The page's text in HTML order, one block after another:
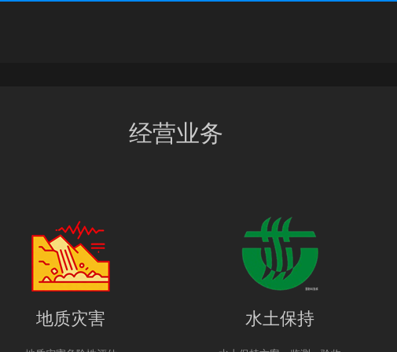
经营业务
地质灾害 水土保持